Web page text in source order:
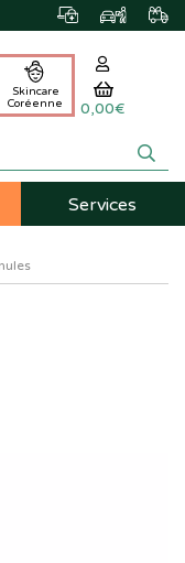
Skincare
Coréenne
0,00€
Services